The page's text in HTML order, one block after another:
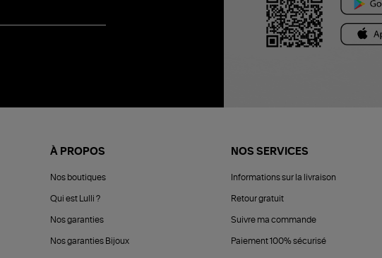
À PROPOS
Nos boutiques
Qui est Lulli ?
Nos garanties
Nos garanties Bijoux
NOS SERVICES
Informations sur la livraison
Retour gratuit
Suivre ma commande
Paiement 100% sécurisé